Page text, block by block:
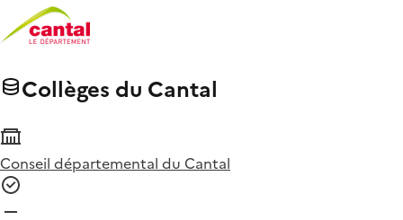
Collèges du Cantal
Conseil départemental du Cantal